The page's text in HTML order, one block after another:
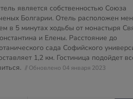
является собственностью Союза
Болгарии. Отель расположен
в 5 минутах ходьбы от монастыря
и Елены. Расстояние до
сада Софийского
1,2 км. Гостиница подойдет
// Обновлено 04 января 2023